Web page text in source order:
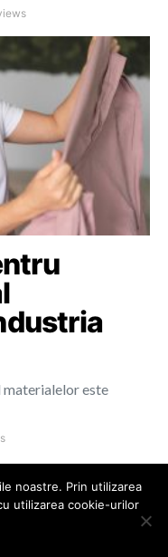
materialelor este
noastre. Prin utilizarea
utilizarea cookie-urilor